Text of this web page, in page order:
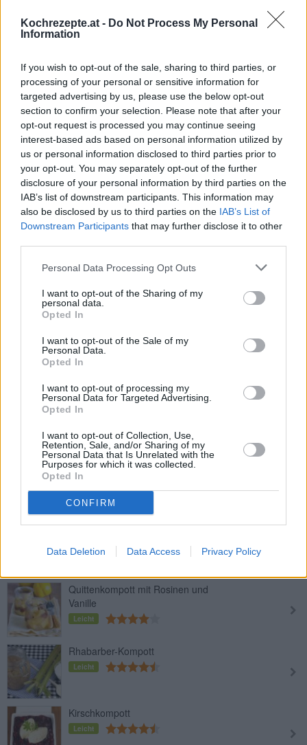
Kochrezepte.at - Do Not Process My Personal
Information
If you wish to opt-out of the sale, sharing to third parties, or
processing of your personal or sensitive information for
targeted advertising by us, please use the below opt-out
section to confirm your selection. Please note that after your
opt-out request is processed you may continue seeing
interest-based ads based on personal information utilized by
us or personal information disclosed to third parties prior to
your opt-out. You may separately opt-out of the further
disclosure of your personal information by third parties on the
IAB’s list of downstream participants. This information may
also be disclosed by us to third parties on the IAB’s List of
Downstream Participants that may further disclose it to other
Personal Data Processing Opt Outs
I want to opt-out of the Sharing of my
personal data.
Opted In
I want to opt-out of the Sale of my
Personal Data.
Opted In
I want to opt-out of processing my
Personal Data for Targeted Advertising.
Opted In
I want to opt-out of Collection, Use,
Retention, Sale, and/or Sharing of my
Personal Data that Is Unrelated with the
Purposes for which it was collected.
Opted In
CONFIRM
Data Deletion Data Access Privacy Policy
Leckeres Kirschkompott
Rhabarber-Vanille-Kompott
Leicht
Physaliskompott
Leicht
Dörrobst-Kompott
Leicht
Balsamico-Erdbeeren
Leicht
Fruchtiges Zwetschkenkompott
Eingemachte Pfirsiche
Leicht
Einfaches Birnenkompott
Quittenkompott mit Rosinen und
Vanille
Leicht
Rhabarber-Kompott
Leicht
Kirschkompott
Leicht